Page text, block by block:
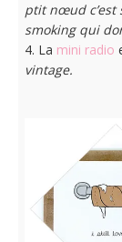
ptit nœud c’est
smoking qui
4. La mini radio
vintage.